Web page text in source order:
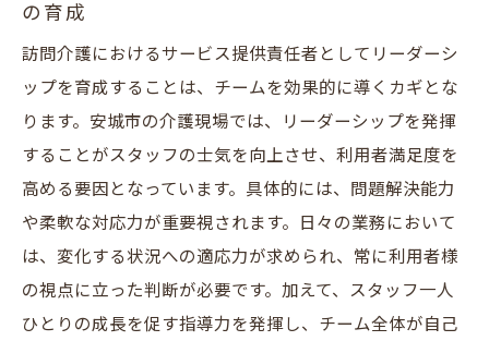
の育成
訪問介護におけるサービス提供責任者としてリーダーシ
ップを育成することは、チームを効果的に導くカギとな
ります。安城市の介護現場では、リーダーシップを発揮
することがスタッフの士気を向上させ、利用者満足度を
高める要因となっています。具体的には、問題解決能力
や柔軟な対応力が重要視されます。日々の業務において
は、変化する状況への適応力が求められ、常に利用者様
の視点に立った判断が必要です。加えて、スタッフ一人
ひとりの成長を促す指導力を発揮し、チーム全体が自己